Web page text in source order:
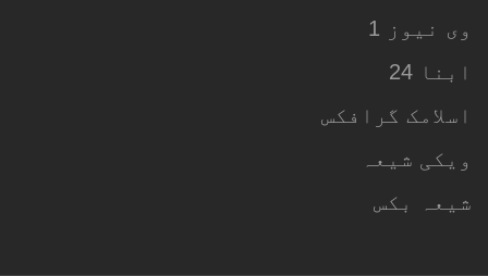
وی نیوز 1
ابنا 24
اسلامک گرافکس
ویکی شیعہ
شیعہ بکس